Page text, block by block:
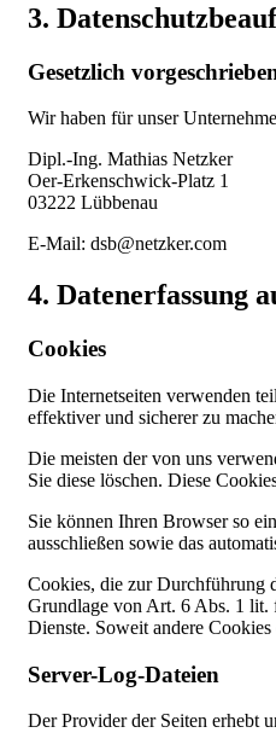
3.
Gesetzlich
Wir haben für unser
Dipl.-Ing. Mathias Netzker
Oer-Erkenschwick-Platz 1
03222 Lübbenau
E-Mail: dsb@netzker.com
4. Datenerfassung
Cookies
Die Internetseiten verwenden
effektiver und sicherer zu
Die meisten der von uns
Sie diese löschen. Diese
Sie können Ihren Browser so
ausschließen sowie das
Cookies, die zur Durchführung
Grundlage von Art. 6 Abs. 1 lit.
Dienste. Soweit andere
Server-Log-Dateien
Der Provider der Seiten erhebt